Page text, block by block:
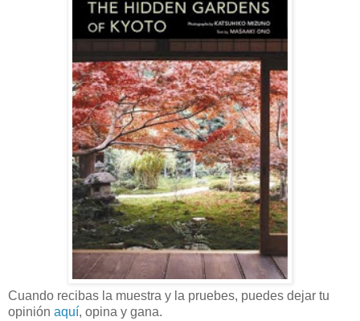
Cuando recibas la muestra y la pruebes, puedes dejar tu
opinión aquí, opina y gana.